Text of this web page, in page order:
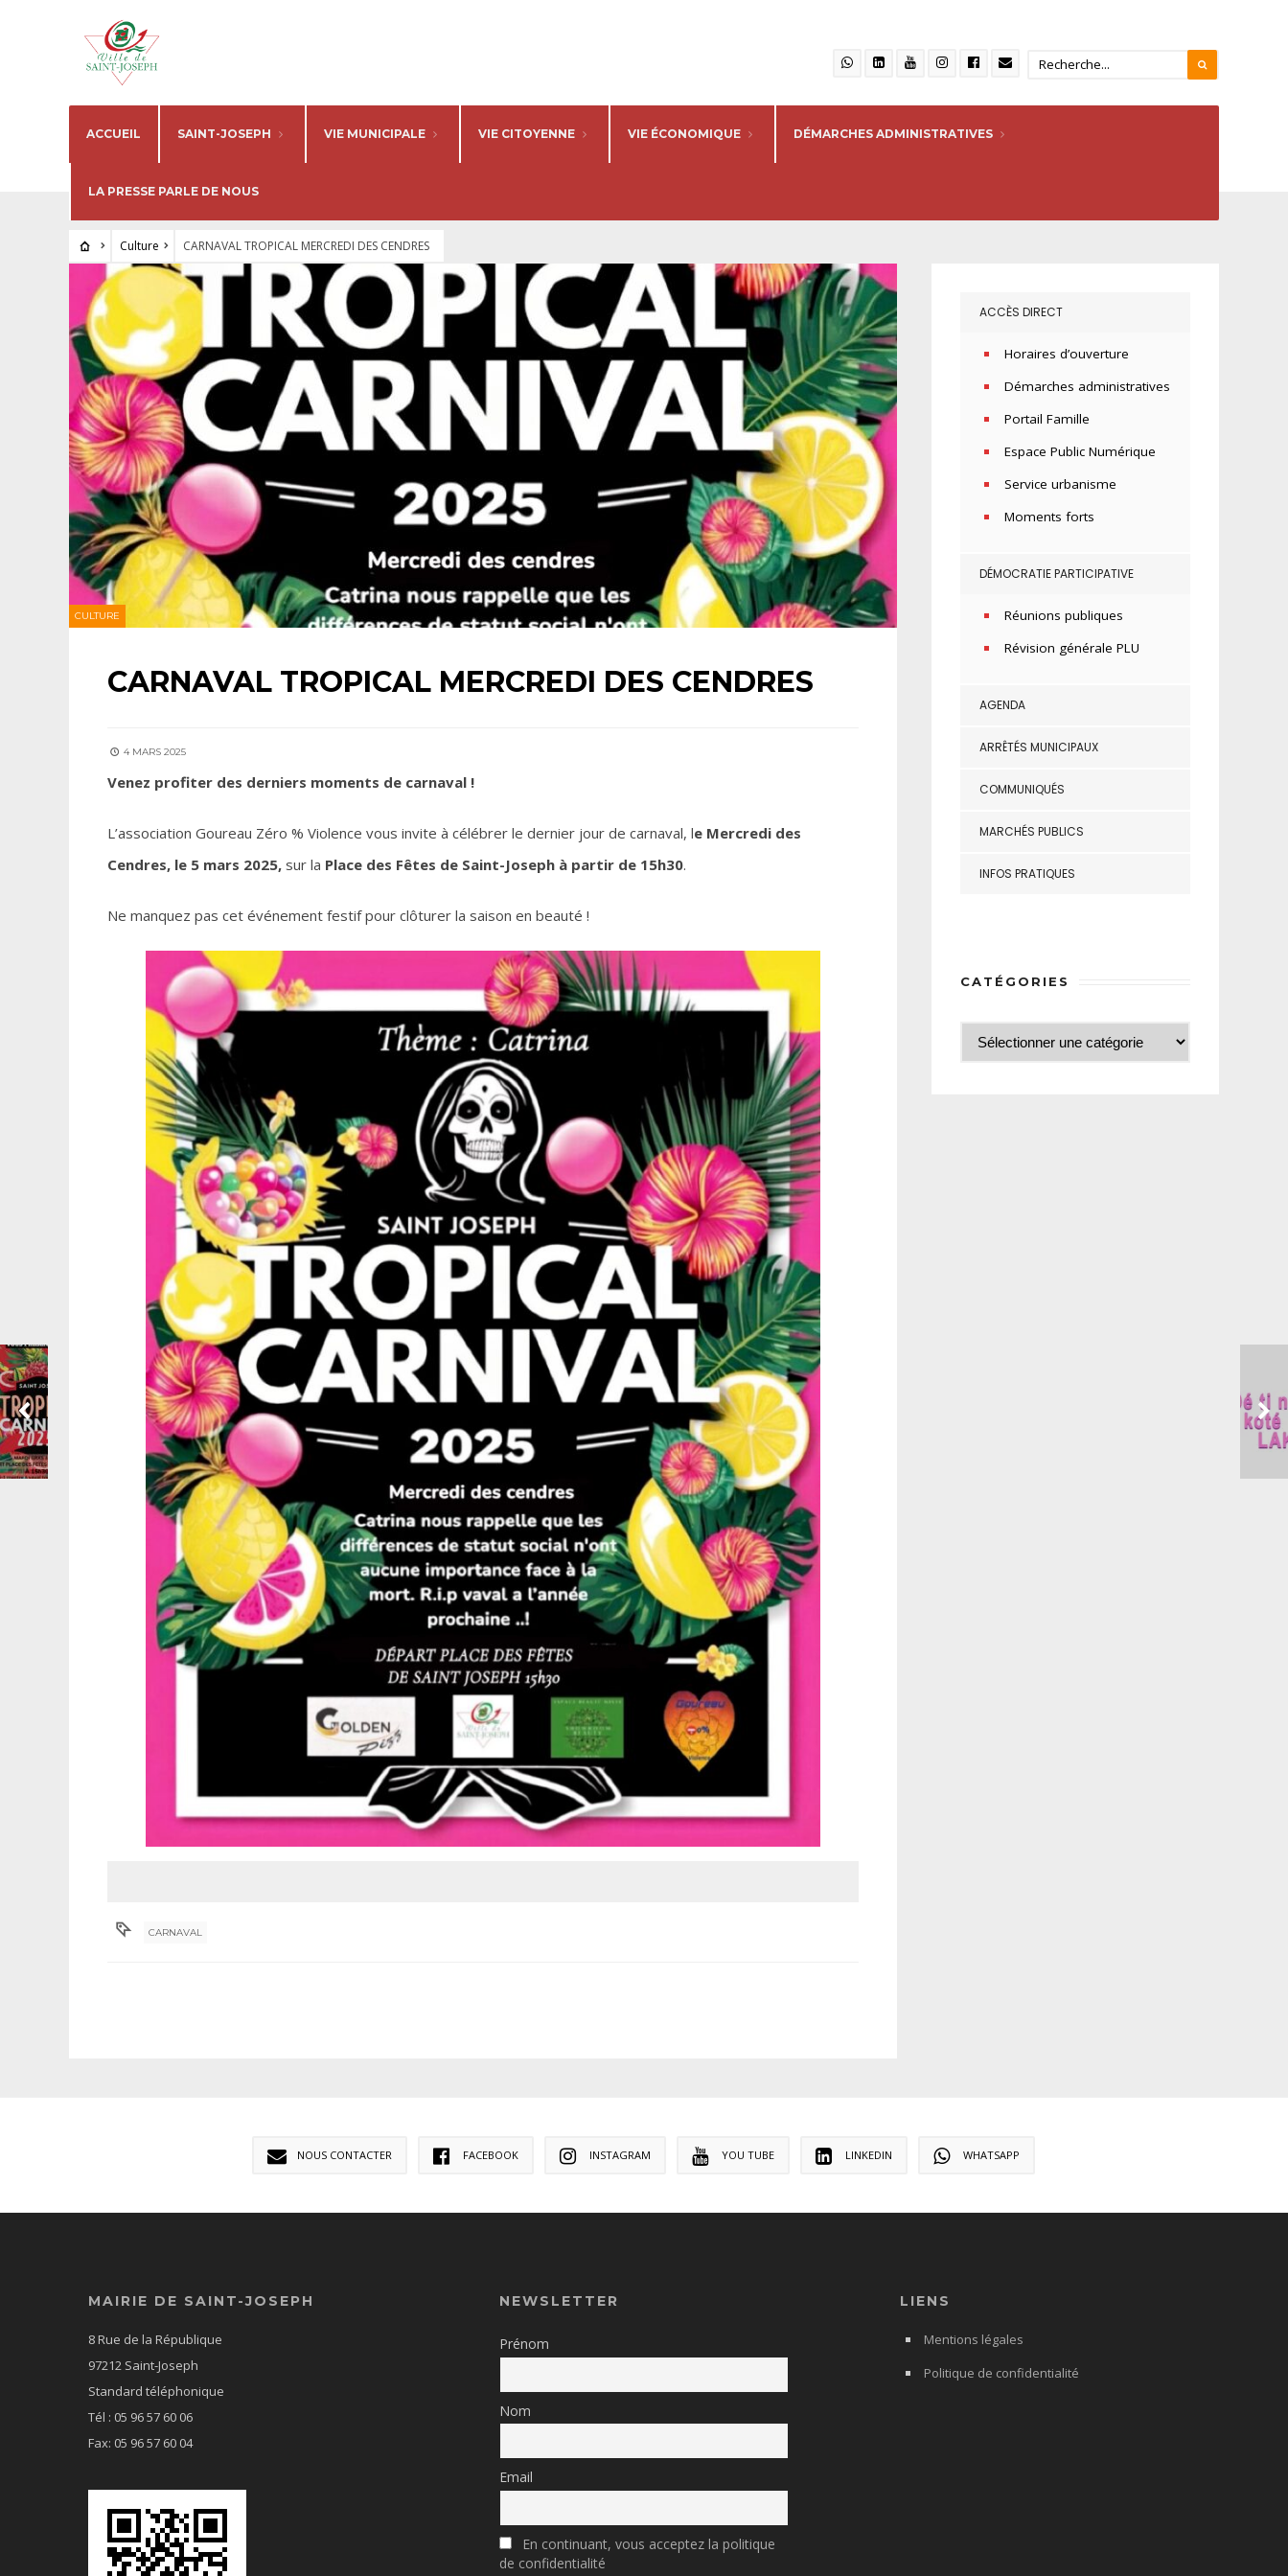
ACCUEIL SAINT-JOSEPH VIE MUNICIPALE VIE CITOYENNE VIE ÉCONOMIQUE DÉMARCHES ADMINISTRATIVES
LA PRESSE PARLE DE NOUS
Culture CARNAVAL TROPICAL MERCREDI DES CENDRES
CULTURE
CARNAVAL TROPICAL MERCREDI DES CENDRES
4 MARS 2025
Venez profiter des derniers moments de carnaval !
L’association Goureau Zéro % Violence vous invite à célébrer le dernier jour de carnaval, le Mercredi des
Cendres, le 5 mars 2025, sur la Place des Fêtes de Saint-Joseph à partir de 15h30.
Ne manquez pas cet événement festif pour clôturer la saison en beauté !
CARNAVAL
ACCÈS DIRECT
Horaires d’ouverture
Démarches administratives
Portail Famille
Espace Public Numérique
Service urbanisme
Moments forts
DÉMOCRATIE PARTICIPATIVE
Réunions publiques
Révision générale PLU
AGENDA
ARRÊTÉS MUNICIPAUX
COMMUNIQUÉS
MARCHÉS PUBLICS
INFOS PRATIQUES
CATÉGORIES
NOUS CONTACTER FACEBOOK INSTAGRAM YOU TUBE LINKEDIN WHATSAPP
MAIRIE DE SAINT-JOSEPH
8 Rue de la République
97212 Saint-Joseph
Standard téléphonique
Tél : 05 96 57 60 06
Fax: 05 96 57 60 04
NEWSLETTER
Prénom
Nom
Email
En continuant, vous acceptez la politique
de confidentialité
LIENS
Mentions légales
Politique de confidentialité